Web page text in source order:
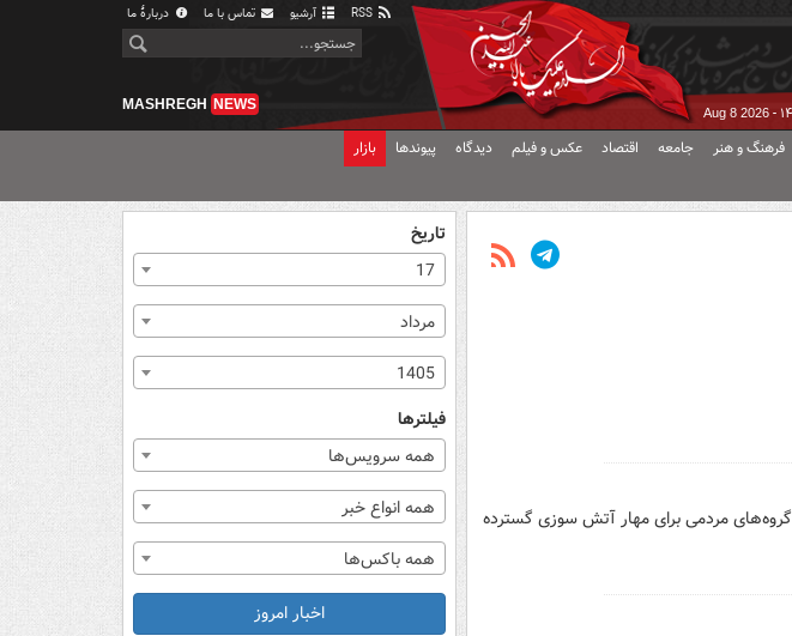
آرشیو تماس با ما دربارهٔ ما
Aug 8 2026
MASHREGH NEWS
فرهنگ و هنر جامعه اقتصاد عکس و فیلم دیدگاه پیوندها بازار
مردمی برای مهار آتش سوزی گسترده
تاریخ
17
مرداد
1405
فیلترها
همه سرویس‌ها
همه انواع خبر
همه باکس‌ها
اخبار امروز